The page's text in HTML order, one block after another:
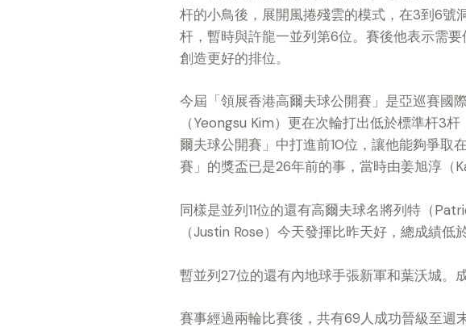
杆的小鳥後，展開風捲殘雲的模式，在3到6號
杆，暫時與許龍一並列第6位。賽後他表示需
創造更好的排位。
今屆「領展香港高爾夫球公開賽」是亞巡賽國
（Yeongsu Kim）更在次輪打出低於標準杆3
爾夫球公開賽」中打進前10位，讓他能夠爭取
賽」的獎盃已是26年前的事，當時由姜旭淳（
同樣是並列11位的還有高爾夫球名將列特（
（Justin Rose）今天發揮比昨天好，總成績
暫並列27位的還有內地球手張新軍和葉沃城。
賽事經過兩輪比賽後，共有69人成功晉級至週